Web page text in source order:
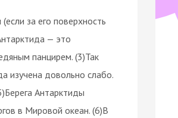
за его поверхность
— это
панцирем. (3)Так
изучена довольно слабо.
Антарктиды
в Мировой океан. (6)В